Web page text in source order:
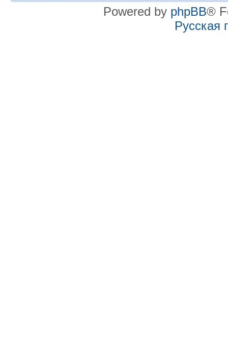
Powered by phpBB®
Русская